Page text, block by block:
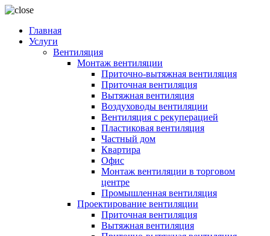
Главная
Услуги
Вентиляция
Монтаж вентиляции
Приточно-вытяжная вентиляция
Приточная вентиляция
Вытяжная вентиляция
Воздуховоды вентиляции
Вентиляция с рекуперацией
Пластиковая вентиляция
Частный дом
Квартира
Офис
Монтаж вентиляции в торговом
центре
Промышленная вентиляция
Проектирование вентиляции
Приточная вентиляция
Вытяжная вентиляция